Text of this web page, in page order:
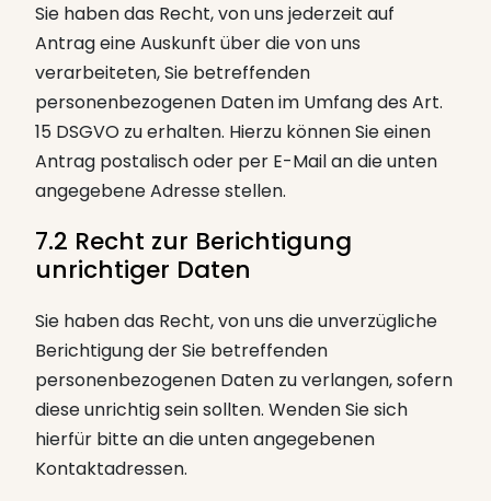
Sie haben das Recht, von uns jederzeit auf
Antrag eine Auskunft über die von uns
verarbeiteten, Sie betreffenden
personenbezogenen Daten im Umfang des Art.
15 DSGVO zu erhalten. Hierzu können Sie einen
Antrag postalisch oder per E-Mail an die unten
angegebene Adresse stellen.
7.2 Recht zur Berichtigung
unrichtiger Daten
Sie haben das Recht, von uns die unverzügliche
Berichtigung der Sie betreffenden
personenbezogenen Daten zu verlangen, sofern
diese unrichtig sein sollten. Wenden Sie sich
hierfür bitte an die unten angegebenen
Kontaktadressen.